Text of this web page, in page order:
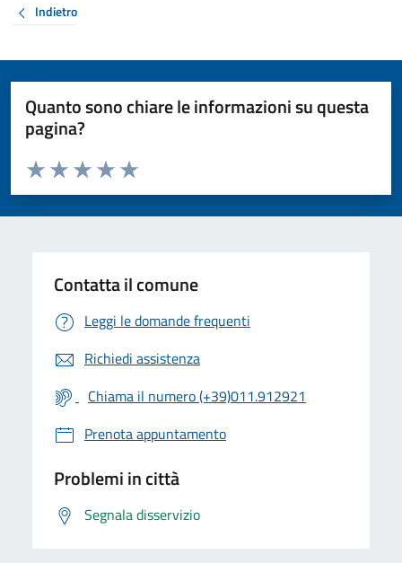
Indietro
Quanto sono chiare le informazioni su questa
pagina?
Valuta da 1 a 5 stelle la pagina
Valuta 5 stelle su 5
Valuta 4 stelle su 5
Valuta 3 stelle su 5
Valuta 2 stelle su 5
Valuta 1 stelle su 5
Contatta il comune
Leggi le domande frequenti
Richiedi assistenza
Chiama il numero (+39)011.912921
Prenota appuntamento
Problemi in città
Segnala disservizio